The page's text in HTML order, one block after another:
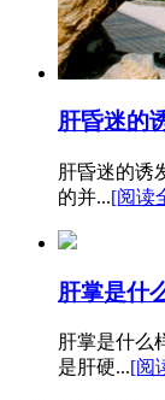
肝昏迷的
肝昏迷的诱
的并...[阅读
肝掌是什
肝掌是什么
是肝硬...[阅